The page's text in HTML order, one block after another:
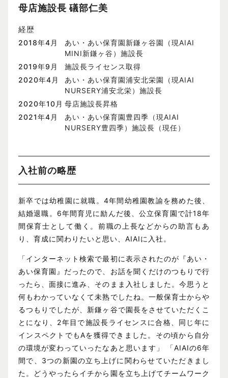
母店施設長 礒部仁美
経歴
2018年4月
あい・あい保育園新鎌ヶ谷園（現AIAI
MINI新鎌ヶ谷）施設長
2019年9月
施設長ライセンス取得
2020年4月
あい・あい保育園浦安北栄園（現AIAI
NURSERY浦安北栄）施設長
2020年10月 母店施設長昇格
2021年4月
あい・あい保育園豊四季（現AIAI
NURSERY豊四季）施設長（現任）
入社前の略歴
新卒では幼稚園に就職。4年間幼稚園教諭を務めた後、
結婚退職。6年間育児に励んだ後、公立保育園で計18年
間保育士として働く。前職の上長などからの助言もあ
り、育成に関わりたいと思い、AIAIに入社。
「インターネット検索で最初に表示されたのが『あい・
あい保育園』だったので、お話を聞くだけのつもりで行
ったら、面接に進み、そのまま入社しました。今思うと
何もわかっていなくて未熟でしたね。一般保育士からや
るつもりでしたが、新鎌ヶ谷で園長をさせていただくこ
とになり、2年目で施設長ライセンスに合格、同じ年に
インスペクトでもAを獲得できました。その頃から自分
の環境が変わっていったなあと思います」 「AIAIの6年
間で、3つの新園の立ち上げに関わらせていただきまし
た。どうやったらイチから園を立ち上げてチームワーク